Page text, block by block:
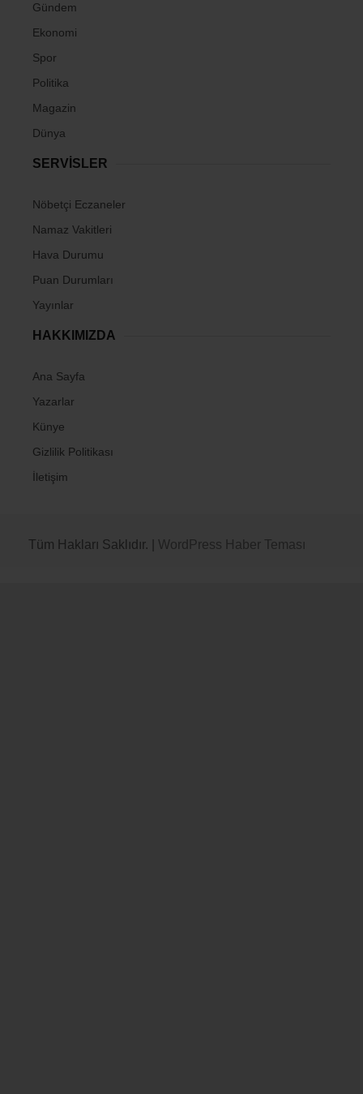
Gündem
Ekonomi
Spor
Politika
Magazin
Dünya
SERVİSLER
Nöbetçi Eczaneler
Namaz Vakitleri
Hava Durumu
Puan Durumları
Yayınlar
HAKKIMIZDA
Ana Sayfa
Yazarlar
Künye
Gizlilik Politikası
İletişim
Tüm Hakları Saklıdır. | WordPress Haber Teması